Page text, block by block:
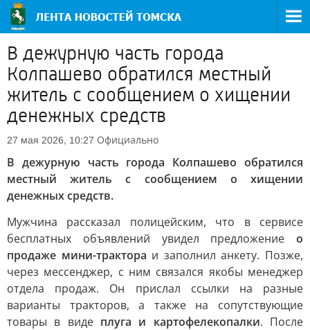
В дежурную часть города
Колпашево обратился местный
житель с сообщением о хищении
денежных средств
27 мая 2026, 10:27 Официально
В дежурную часть города Колпашево обратился
местный житель с сообщением о хищении
денежных средств.
Мужчина рассказал полицейским, что в сервисе
бесплатных объявлений увидел предложение о
продаже мини-трактора и заполнил анкету. Позже,
через мессенджер, с ним связался якобы менеджер
отдела продаж. Он прислал ссылки на разные
варианты тракторов, а также на сопутствующие
товары в виде плуга и картофелекопалки. После